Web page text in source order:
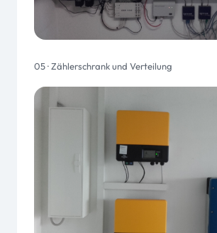
05 · Zählerschrank und Verteilung